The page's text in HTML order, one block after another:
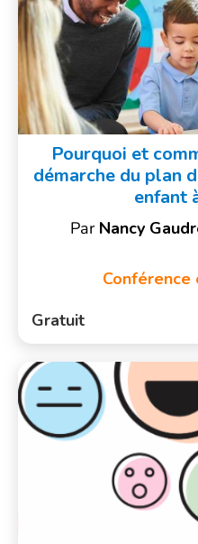
Pourquoi et
démarche du plan
enfant
Par Nancy
Gratuit